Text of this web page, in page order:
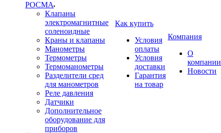
РОСМА
Клапаны
электромагнитные
соленоидные
Краны и клапаны
Манометры
Термометры
Термоманометры
Разделители сред
для манометров
Реле давления
Датчики
Дополнительное
оборудование для
приборов
Как купить
Условия
оплаты
Условия
доставки
Гарантия
на товар
Компания
О
компании
Новости